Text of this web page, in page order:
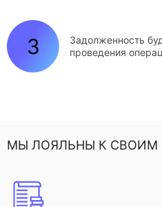
Задолженность
проведения
МЫ ЛОЯЛЬНЫ К СВОИМ